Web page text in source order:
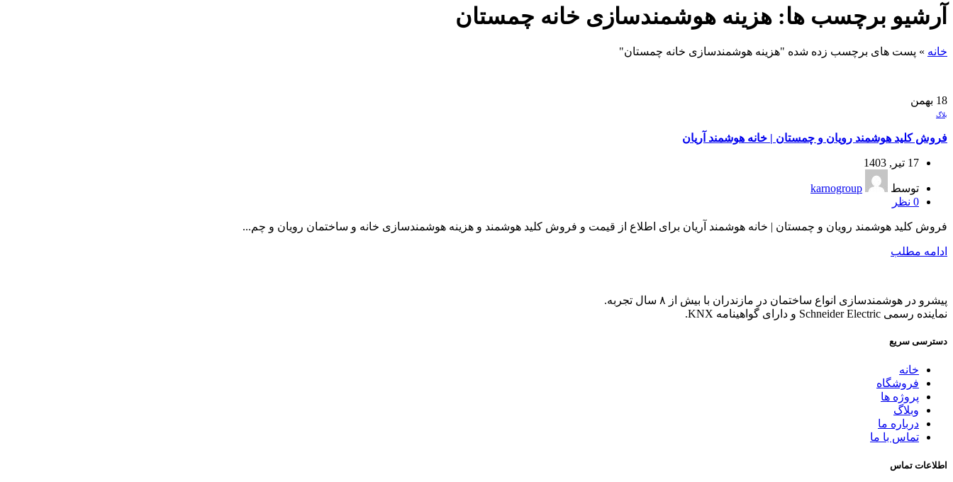
آرشیو برچسب ها: هزینه هوشمندسازی خانه چمستان
خانه » پست های برچسب زده شده "هزینه هوشمندسازی خانه چمستان"
18 بهمن
بلاگ
فروش کلید هوشمند رویان و چمستان | خانه هوشمند آریان
17 تیر, 1403
توسط
karnogroup
0 نظر
فروش کلید هوشمند رویان و چمستان | خانه هوشمند آریان برای اطلاع از قیمت و فروش کلید هوشمند و هزینه هوشمندسازی خانه و ساختمان رویان و چم...
ادامه مطلب
پیشرو در هوشمندسازی انواع ساختمان در مازندران با بیش از ۸ سال تجربه.
نماینده رسمی Schneider Electric و دارای گواهینامه KNX.
دسترسی سریع
خانه
فروشگاه
پروژه ها
وبلاگ
درباره ما
تماس با ما
اطلاعات تماس